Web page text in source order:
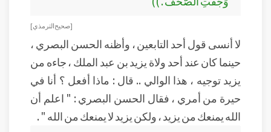
[ صحيح الترمذي ]
لا أنسى قول أحد التابعين ، وأظنه الحسن البصري ،
حينما كان عند أحد ولاة يزيد بن عبد الملك ، جاءه من
يزيد توجيه ، هذا الوالي .. قال : ماذا أفعل ؟ أنا في
حيرة من أمري ، فقال الحسن البصري : " اعلم أن
الله يمنعك من يزيد ، ولكن يزيد لا يمنعك من الله " .